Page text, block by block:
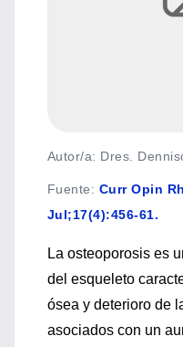
Autor/a: Dres.
Fuente: Curr Opin
Jul;17(4):456-61.
La osteoporosis es
del esqueleto
ósea y deterioro de
asociados con un